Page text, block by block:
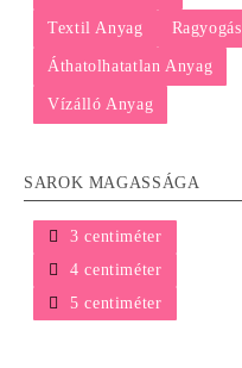
Textil Anyag Ragyogás
Áthatolhatatlan Anyag
Vízálló Anyag
SAROK MAGASSÁGA
3 centiméter
4 centiméter
5 centiméter